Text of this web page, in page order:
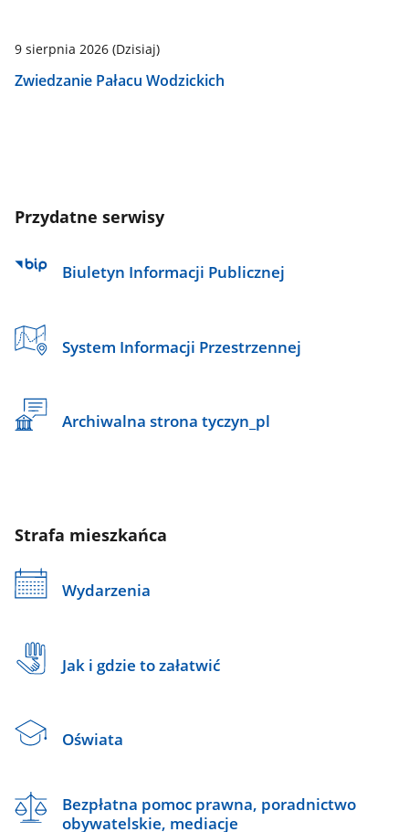
9 sierpnia 2026(Dzisiaj)
Zwiedzanie Pałacu Wodzickich
Przydatne serwisy
Biuletyn Informacji Publicznej
System Informacji Przestrzennej
Archiwalna strona tyczyn_pl
Strafa mieszkańca
Wydarzenia
Jak i gdzie to załatwić
Oświata
Bezpłatna pomoc prawna, poradnictwo
obywatelskie, mediacje